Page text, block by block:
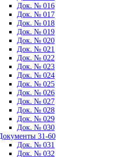
Док. № 016
Док. № 017
Док. № 018
Док. № 019
Док. № 020
Док. № 021
Док. № 022
Док. № 023
Док. № 024
Док. № 025
Док. № 026
Док. № 027
Док. № 028
Док. № 029
Док. № 030
31-60
Док. № 031
Док. № 032